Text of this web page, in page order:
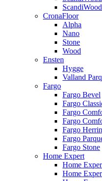
CronaFloor
Alpha
Nano
Stone
Wood
Ensten
Hygge
Valland
Fargo
Fargo Bevel
Fargo
Fargo
Fargo
Fargo
Fargo
Fargo Stone
Home Expert
Home
Home